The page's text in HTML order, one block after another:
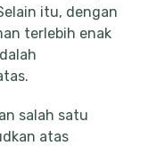
itu, dengan
terlebih enak
salah satu
atas